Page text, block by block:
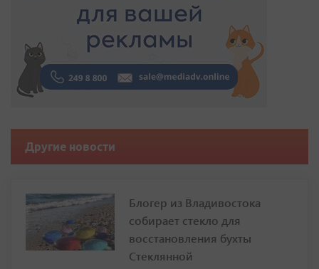
Другие новости
Блогер из Владивостока
собирает стекло для
восстановления бухты
Стеклянной